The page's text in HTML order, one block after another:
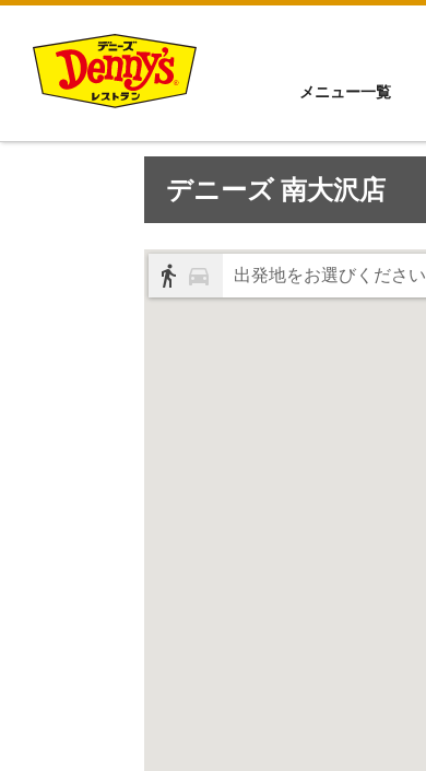
メニュー一覧
デニーズ 南大沢店
出発地をお選びください